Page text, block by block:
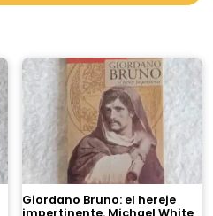
Giordano Bruno: el hereje
impertinente. Michael White